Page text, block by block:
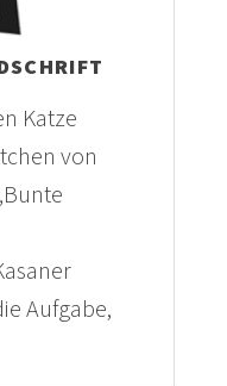
Katze
von
Aufgabe,